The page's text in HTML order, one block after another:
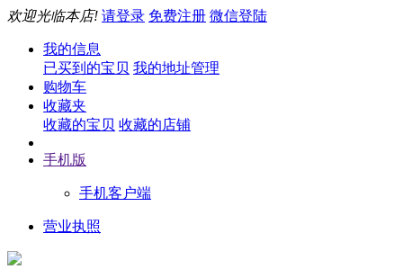
欢迎光临本店! 请登录 免费注册 微信登陆
我的信息
已买到的宝贝 我的地址管理
购物车
收藏夹
收藏的宝贝 收藏的店铺
手机版
手机客户端
营业执照